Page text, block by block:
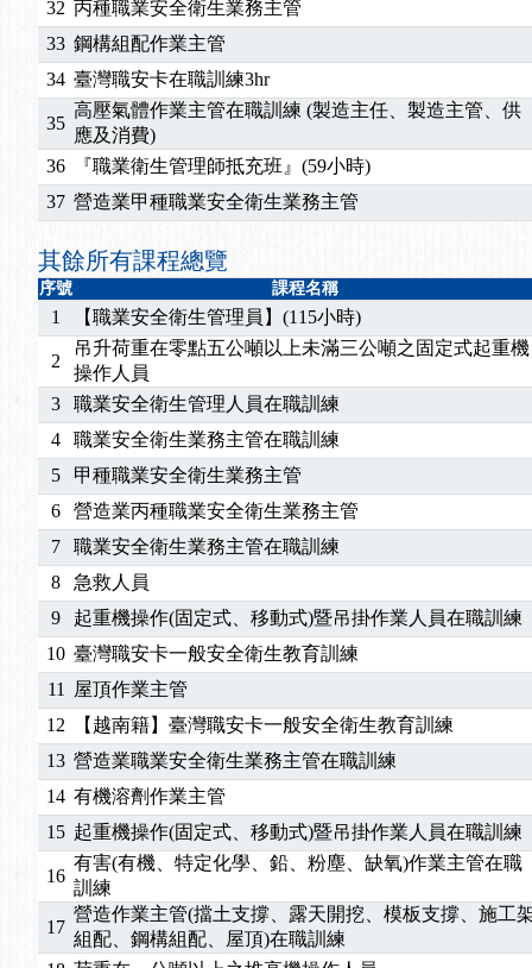
32 丙種職業安全衛生業務主管
33 鋼構組配作業主管
34 臺灣職安卡在職訓練3hr
35
高壓氣體作業主管在職訓練 (製造主任、製造主管、供
應及消費)
36
『職業衛生管理師抵充班』(59小時)
37 營造業甲種職業安全衛生業務主管
其餘所有課程總覽
序號 課程名稱
1 【職業安全衛生管理員】(115小時)
2
吊升荷重在零點五公噸以上未滿三公噸之固定式起重機
操作人員
3
職業安全衛生管理人員在職訓練
4
職業安全衛生業務主管在職訓練
5
甲種職業安全衛生業務主管
6
營造業丙種職業安全衛生業務主管
7
職業安全衛生業務主管在職訓練
8
急救人員
9
起重機操作(固定式、移動式)暨吊掛作業人員在職訓練
10 臺灣職安卡一般安全衛生教育訓練
11
屋頂作業主管
12
【越南籍】臺灣職安卡一般安全衛生教育訓練
13 營造業職業安全衛生業務主管在職訓練
14 有機溶劑作業主管
15 起重機操作(固定式、移動式)暨吊掛作業人員在職訓練
16
有害(有機、特定化學、鉛、粉塵、缺氧)作業主管在職
訓練
17
營造作業主管(擋土支撐、露天開挖、模板支撐、施工
組配、鋼構組配、屋頂)在職訓練